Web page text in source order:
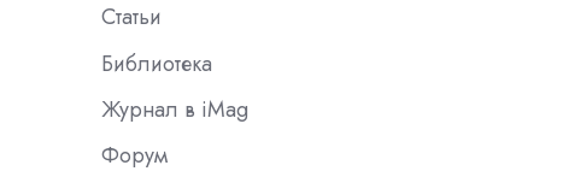
Статьи
Библиотека
Журнал в iMag
Форум